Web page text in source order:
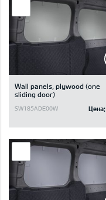
Wall panels, plywood (one
sliding door)
SW185ADE00W Цена: